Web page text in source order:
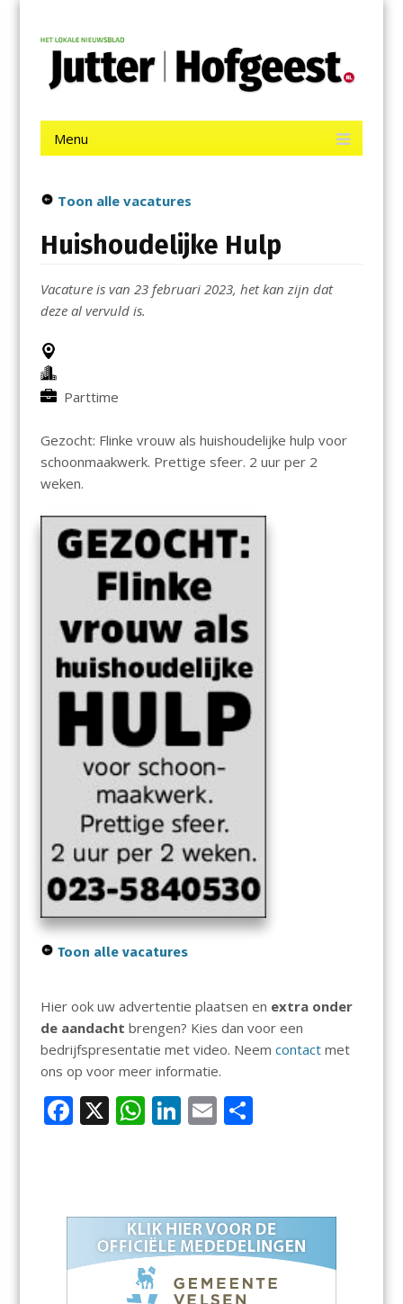
contentJutter | Hofgeest
Menu
Toon alle vacatures
Huishoudelijke Hulp
Vacature is van 23 februari 2023, het kan zijn dat
deze al vervuld is.
Parttime
Gezocht: Flinke vrouw als huishoudelijke hulp voor
schoonmaakwerk. Prettige sfeer. 2 uur per 2
weken.
Toon alle vacatures
Hier ook uw advertentie plaatsen en extra onder
de aandacht brengen? Kies dan voor een
bedrijfspresentatie met video. Neem contactmet
ons op voor meer informatie.
F
o
X W
A
p
p
Li
dI
n
E D